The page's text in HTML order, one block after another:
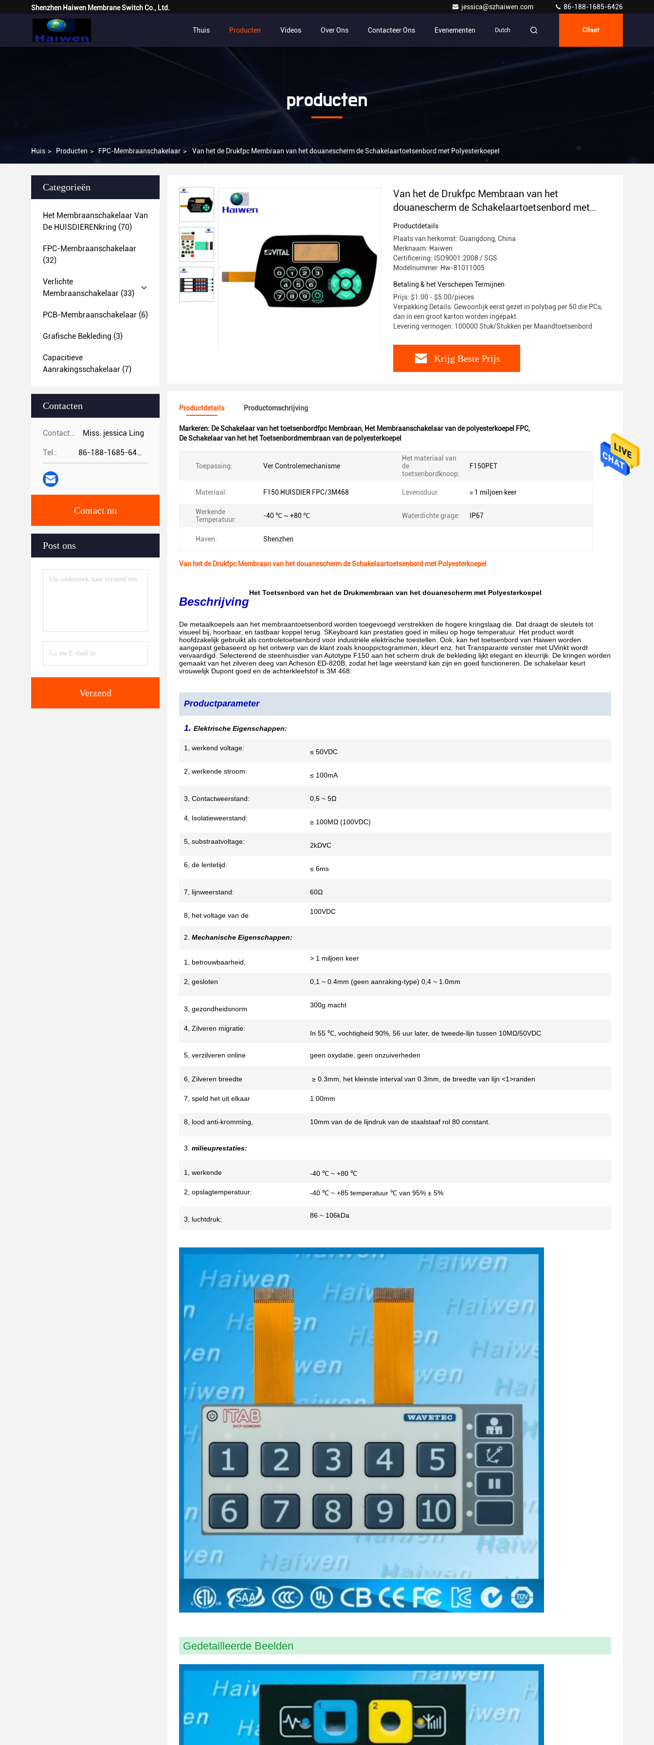
Shenzhen Haiwen Membrane Switch Co., Ltd. jessica@szhaiwen.com 86-188-1685-6426
Thuis Producten Videos Over Ons Contacteer Ons Evenementen Dutch Citaat
producten
Huis > Producten > FPC-Membraanschakelaar > Van het de Drukfpc Membraan van het douanescherm de Schakelaartoetsenbord met Polyesterkoepel
Categorieën
Het Membraanschakelaar Van
De HUISDIERENkring (70)
FPC-Membraanschakelaar
(32)
Verlichte
Membraanschakelaar (33)
PCB-Membraanschakelaar (6)
Grafische Bekleding (3)
Capacitieve
Aanrakingsschakelaar (7)
Contacten
Contacten: Miss. jessica Ling
Tel.: 86-188-1685-6426
Contact nu
Post ons
Verzend
Van het de Drukfpc Membraan van het
douanescherm de Schakelaartoetsenbord met
Polyesterkoepel
Productdetails
Plaats van herkomst: Guangdong, China
Merknaam: Haiwen
Certificering: ISO9001:2008 / SGS
Modelnummer: Hw-81011005
Betaling & het Verschepen Termijnen
Prijs: $1.00 - $5.00/pieces
Verpakking Details: Gewoonlijk eerst gezet in polybag per 50 die PCs,
dan in een groot karton worden ingepakt.
Levering vermogen: 100000 Stuk/Stukken per Maandtoetsenbord
Krijg Beste Prijs
Productdetails Productomschrijving
Markeren: De Schakelaar van het toetsenbordfpc Membraan, Het Membraanschakelaar van de polyesterkoepel FPC,
De Schakelaar van het het Toetsenbordmembraan van de polyesterkoepel
Toepassing: Ver Controlemechanisme
Het materiaal van
de
toetsenbordknoop:
F150PET
Materiaal: F150 HUISDIER FPC/3M468 Levensduur: > 1 miljoen keer
Werkende
Temperatuur:
-40 ℃ ~ +80 ℃ Waterdichte grage: IP67
Haven: Shenzhen
Van het de Drukfpc Membraan van het douanescherm de Schakelaartoetsenbord met Polyesterkoepel
Het Toetsenbord van het de Drukmembraan van het douanescherm met Polyesterkoepel
Beschrijving
De metaalkoepels aan het membraantoetsenbord worden toegevoegd verstrekken de hogere kringslaag die. Dat draagt de sleutels tot
visueel bij, hoorbaar, en tastbaar koppel terug. SKeyboard kan prestaties goed in milieu op hoge temperatuur. Het product wordt
hoofdzakelijk gebruikt als controletoetsenbord voor industriële elektrische toestellen. Ook, kan het toetsenbord van Haiwen worden
aangepast gebaseerd op het ontwerp van de klant zoals knooppictogrammen, kleurt enz. het Transparante venster met UVinkt wordt
vervaardigd. Selecterend de steenhuisdier van Autotype F150 aan het scherm druk de bekleding lijkt elegant en kleurrijk. De kringen worden
gemaakt van het zilveren deeg van Acheson ED-820B, zodat het lage weerstand kan zijn en goed functioneren. De schakelaar keurt
vrouwelijk Dupont goed en de achterkleefstof is 3M 468.
Productparameter
1. Elektrische Eigenschappen:
1, werkend voltage: ≤ 50VDC
2, werkende stroom: ≤ 100mA
3, Contactweerstand: 0,5 ~ 5Ω
4, Isolatieweerstand: ≥ 100MΩ (100VDC)
5, substraatvoltage: 2kDVC
6, de lentetijd: ≤ 6ms
7, lijnweerstand: 60Ω
8, het voltage van de
100VDC
2. Mechanische Eigenschappen:
1, betrouwbaarheid,
> 1 miljoen keer
2, gesloten
0,1 ~ 0.4mm (geen aanraking-type) 0,4 ~ 1.0mm
3, gezondheidsnorm
300g macht
4, Zilveren migratie:
In 55 ℃, vochtigheid 90%, 56 uur later, de tweede-lijn tussen 10MΩ/50VDC
5, verzilveren online geen oxydatie, geen onzuiverheden
6, Zilveren breedte ≥ 0.3mm, het kleinste interval van 0.3mm, de breedte van lijn <1>randen
7, speld het uit elkaar
1.00mm
8, lood anti-kromming,
10mm van de de lijndruk van de staalstaaf rol 80 constant.
3. milieuprestaties:
1, werkende
-40 ℃ ~ +80 ℃
2, opslagtemperatuur: -40 ℃ ~ +85 temperatuur ℃ van 95% ± 5%
3, luchtdruk: 86 ~ 106kDa
Gedetailleerde Beelden